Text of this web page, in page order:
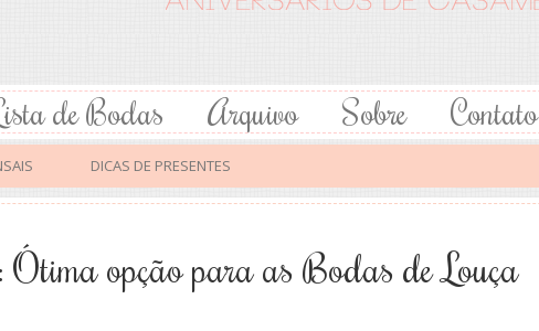
de Bodas Arquivo Sobre Contato
DICAS DE PRESENTES
opção para as Bodas de Louça